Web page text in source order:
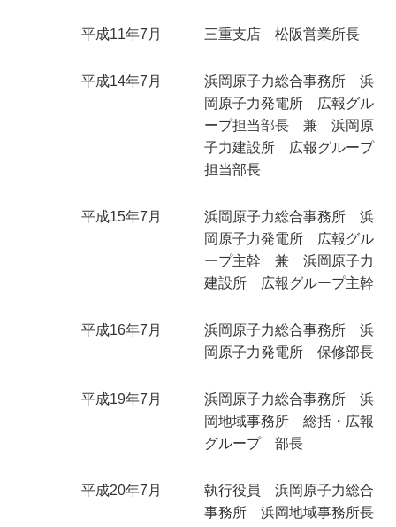
平成11年7月 三重支店 松阪営業所長
平成14年7月
浜岡原子力総合事務所 浜
岡原子力発電所 広報グル
ープ担当部長 兼 浜岡原
子力建設所 広報グループ
担当部長
平成15年7月
浜岡原子力総合事務所 浜
岡原子力発電所 広報グル
ープ主幹 兼 浜岡原子力
建設所 広報グループ主幹
平成16年7月
浜岡原子力総合事務所 浜
岡原子力発電所 保修部長
平成19年7月
浜岡原子力総合事務所 浜
岡地域事務所 総括・広報
グループ 部長
平成20年7月
執行役員 浜岡原子力総合
事務所 浜岡地域事務所長